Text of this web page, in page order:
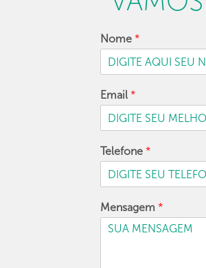
Nome *
Email *
Telefone *
Mensagem *